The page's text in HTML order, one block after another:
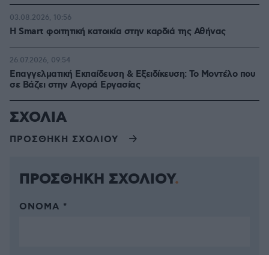
Η Smart φοιτητική κατοικία στην καρδιά της Αθήνας
03.08.2026, 10:56
Επαγγελματική Εκπαίδευση & Εξειδίκευση: Το Mοντέλο που
σε Bάζει στην Aγορά Eργασίας
26.07.2026, 09:54
ΣΧΟΛΙΑ
ΠΡΟΣΘΗΚΗ ΣΧΟΛΙΟΥ
ΠΡΟΣΘΗΚΗ ΣΧΟΛΙΟΥ
ΌΝΟΜΑ *